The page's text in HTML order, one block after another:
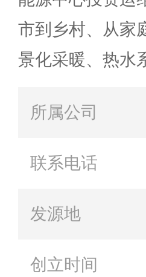
市到乡村、从家
景化采暖、热水
所属公司
联系电话
发源地
创立时间